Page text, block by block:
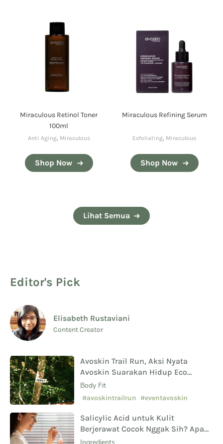
Miraculous Retinol Toner
100ml
Anti Aging, Miraculous
Shop Now
Miraculous Refining Serum
Exfoliating, Miraculous
Shop Now
Lihat Semua
Editor's Pick
Elisabeth Rustaviani
Content Creator
Avoskin Trail Run, Aksi Nyata
Avoskin Suarakan Hidup Eco
Conscious
Body Fit
#avoskintrailrun #eventavoskin
Salicylic Acid untuk Kulit
Berjerawat Cocok Nggak Sih? Apa
Saja Manfaat Hingga Efek